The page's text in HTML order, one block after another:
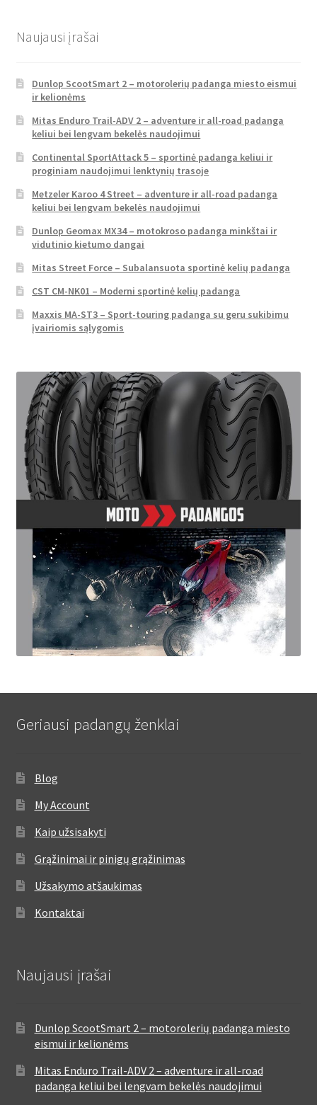
Naujausi įrašai
Dunlop ScootSmart 2 – motorolerių padanga miesto eismui
ir kelionėms
Mitas Enduro Trail-ADV 2 – adventure ir all-road padanga
keliui bei lengvam bekelės naudojimui
Continental SportAttack 5 – sportinė padanga keliui ir
proginiam naudojimui lenktynių trasoje
Metzeler Karoo 4 Street – adventure ir all-road padanga
keliui bei lengvam bekelės naudojimui
Dunlop Geomax MX34 – motokroso padanga minkštai ir
vidutinio kietumo dangai
Mitas Street Force – Subalansuota sportinė kelių padanga
CST CM-NK01 – Moderni sportinė kelių padanga
Maxxis MA-ST3 – Sport-touring padanga su geru sukibimu
įvairiomis sąlygomis
Geriausi padangų ženklai
Blog
My Account
Kaip užsisakyti
Grąžinimai ir pinigų grąžinimas
Užsakymo atšaukimas
Kontaktai
Naujausi įrašai
Dunlop ScootSmart 2 – motorolerių padanga miesto
eismui ir kelionėms
Mitas Enduro Trail-ADV 2 – adventure ir all-road
padanga keliui bei lengvam bekelės naudojimui